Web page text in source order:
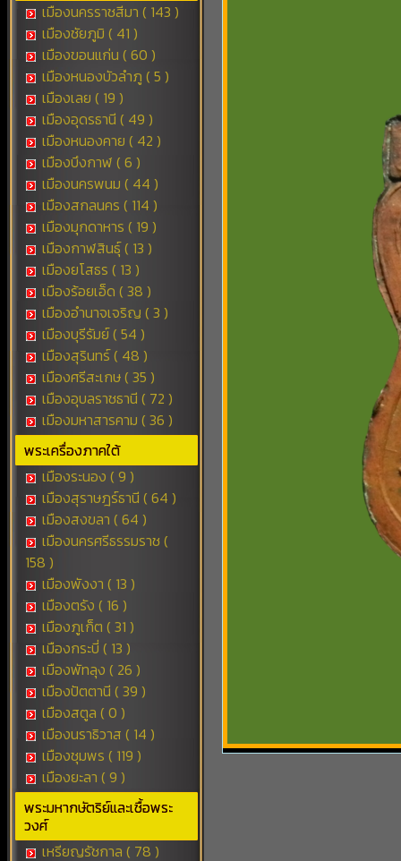
เมืองนครราชสีมา ( 143 )
เมืองชัยภูมิ ( 41 )
เมืองขอนแก่น ( 60 )
เมืองหนองบัวลำภู ( 5 )
เมืองเลย ( 19 )
เมืองอุดรธานี ( 49 )
เมืองหนองคาย ( 42 )
เมืองบึงกาฬ ( 6 )
เมืองนครพนม ( 44 )
เมืองสกลนคร ( 114 )
เมืองมุกดาหาร ( 19 )
เมืองกาฬสินธุ์ ( 13 )
เมืองยโสธร ( 13 )
เมืองร้อยเอ็ด ( 38 )
เมืองอำนาจเจริญ ( 3 )
เมืองบุรีรัมย์ ( 54 )
เมืองสุรินทร์ ( 48 )
เมืองศรีสะเกษ ( 35 )
เมืองอุบลราชธานี ( 72 )
เมืองมหาสารคาม ( 36 )
พระเครื่องภาคใต้
เมืองระนอง ( 9 )
เมืองสุราษฎร์ธานี ( 64 )
เมืองสงขลา ( 64 )
เมืองนครศรีธรรมราช (
158 )
เมืองพังงา ( 13 )
เมืองตรัง ( 16 )
เมืองภูเก็ต ( 31 )
เมืองกระบี่ ( 13 )
เมืองพัทลุง ( 26 )
เมืองปัตตานี ( 39 )
เมืองสตูล ( 0 )
เมืองนราธิวาส ( 14 )
เมืองชุมพร ( 119 )
เมืองยะลา ( 9 )
พระมหากษัตริย์และเชื้อพระ
วงศ์
เหรียญรัชกาล ( 78 )